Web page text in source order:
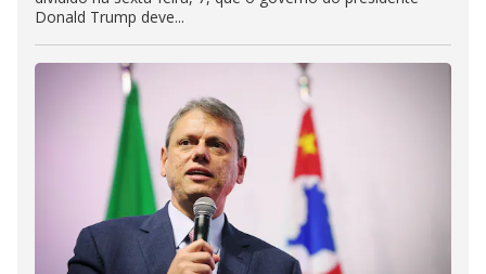
Donald Trump deve...